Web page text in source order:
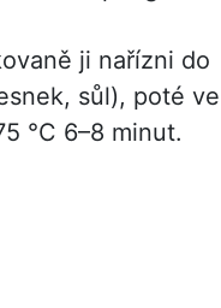
ji nařízni do
sůl), poté ve
°C 6–8 minut.